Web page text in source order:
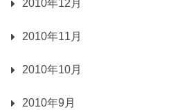
2010年12月
2010年11月
2010年10月
2010年9月